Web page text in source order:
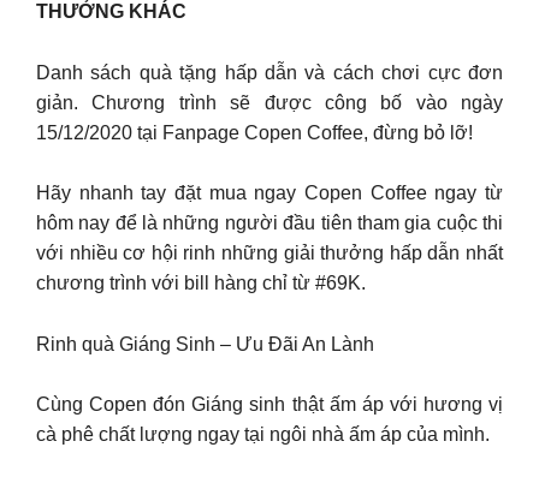
THƯỞNG KHÁC
Danh sách quà tặng hấp dẫn và cách chơi cực đơn
giản. Chương trình sẽ được công bố vào ngày
15/12/2020 tại Fanpage Copen Coffee, đừng bỏ lỡ!
Hãy nhanh tay đặt mua ngay Copen Coffee ngay từ
hôm nay để là những người đầu tiên tham gia cuộc thi
với nhiều cơ hội rinh những giải thưởng hấp dẫn nhất
chương trình với bill hàng chỉ từ #69K.
Rinh quà Giáng Sinh – Ưu Đãi An Lành
Cùng Copen đón Giáng sinh thật ấm áp với hương vị
cà phê chất lượng ngay tại ngôi nhà ấm áp của mình.